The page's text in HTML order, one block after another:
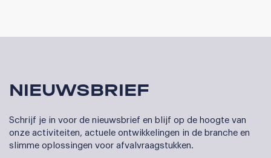
NIEUWSBRIEF
Schrijf je in voor de nieuwsbrief en blijf op de hoogte van
onze activiteiten, actuele ontwikkelingen in de branche en
slimme oplossingen voor afvalvraagstukken.